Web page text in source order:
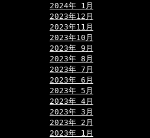
2024年 1月
2023年12月
2023年11月
2023年10月
2023年 9月
2023年 8月
2023年 7月
2023年 6月
2023年 5月
2023年 4月
2023年 3月
2023年 2月
2023年 1月